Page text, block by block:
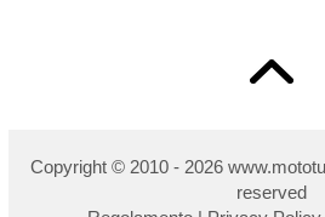
Copyright © 2010 - 2026 w
reserved